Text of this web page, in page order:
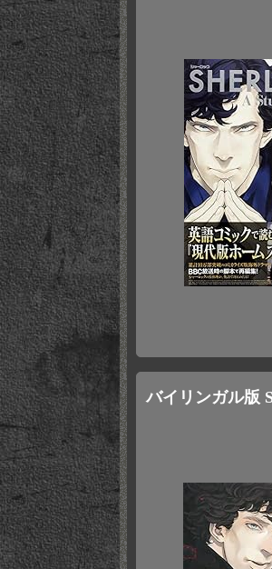
バイリンガル版